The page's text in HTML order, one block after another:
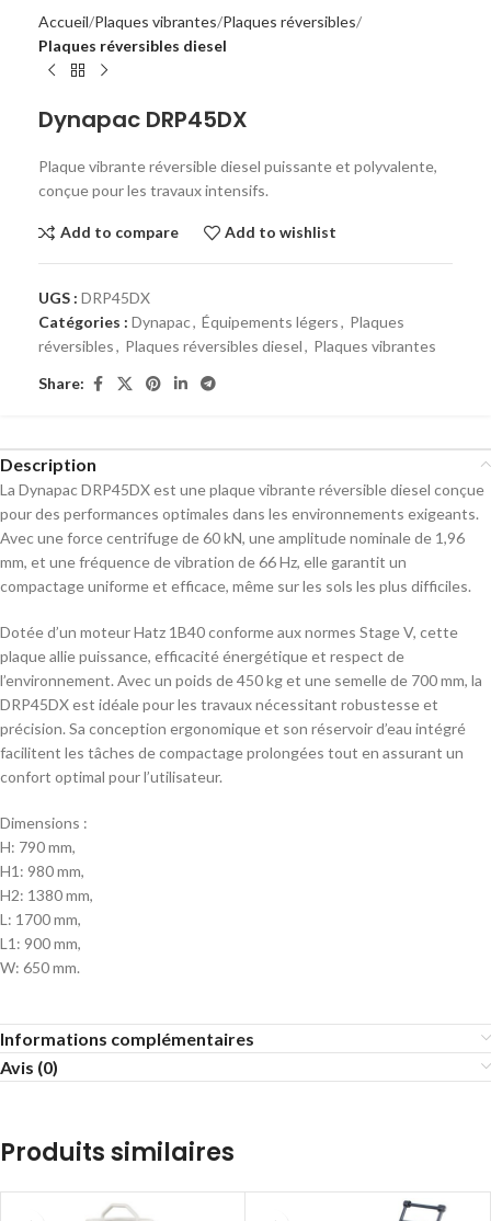
Accueil Plaques vibrantes Plaques réversibles
Plaques réversibles diesel
Dynapac DRP45DX
Plaque vibrante réversible diesel puissante et polyvalente,
conçue pour les travaux intensifs.
Add to compare Add to wishlist
UGS : DRP45DX
Catégories : Dynapac, Équipements légers, Plaques
réversibles, Plaques réversibles diesel, Plaques vibrantes
Share:
Description
La Dynapac DRP45DX est une plaque vibrante réversible diesel conçue
pour des performances optimales dans les environnements exigeants.
Avec une force centrifuge de 60 kN, une amplitude nominale de 1,96
mm, et une fréquence de vibration de 66 Hz, elle garantit un
compactage uniforme et efficace, même sur les sols les plus difficiles.
Dotée d’un moteur Hatz 1B40 conforme aux normes Stage V, cette
plaque allie puissance, efficacité énergétique et respect de
l’environnement. Avec un poids de 450 kg et une semelle de 700 mm, la
DRP45DX est idéale pour les travaux nécessitant robustesse et
précision. Sa conception ergonomique et son réservoir d’eau intégré
facilitent les tâches de compactage prolongées tout en assurant un
confort optimal pour l’utilisateur.
Dimensions :
H: 790 mm,
H1: 980 mm,
H2: 1380 mm,
L: 1700 mm,
L1: 900 mm,
W: 650 mm.
Informations complémentaires
Avis (0)
Produits similaires